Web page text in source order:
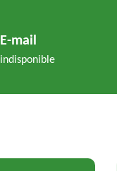
E-mail
indisponible